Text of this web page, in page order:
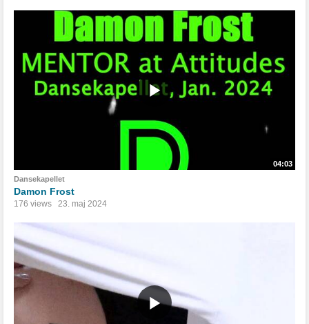
04:03
Dansekapellet
Damon Frost
176 views 23. maj 2024